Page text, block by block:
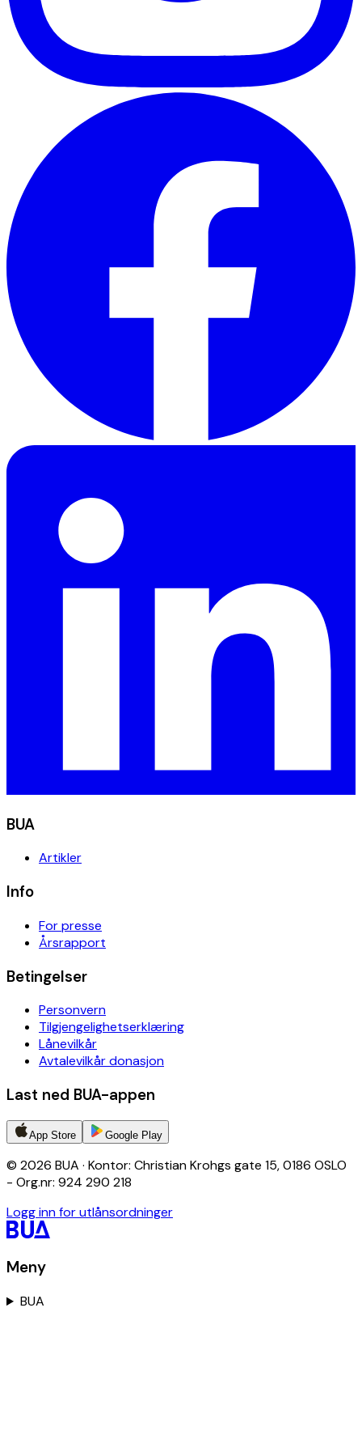
BUA
Artikler
Info
For presse
Årsrapport
Betingelser
Personvern
Tilgjengelighetserklæring
Lånevilkår
Avtalevilkår donasjon
Last ned BUA-appen
App Store Google Play
© 2026 BUA · Kontor: Christian Krohgs gate 15, 0186 OSLO
- Org.nr: 924 290 218
Logg inn for utlånsordninger
Meny
BUA